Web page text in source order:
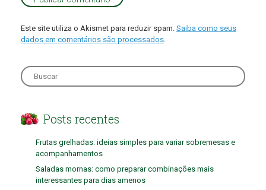
Este site utiliza o Akismet para reduzir spam. Saiba como seus
dados em comentários são processados
Search
for:
Posts recentes
Frutas grelhadas: ideias simples para variar sobremesas e
acompanhamentos
Saladas mornas: como preparar combinações mais
interessantes para dias amenos